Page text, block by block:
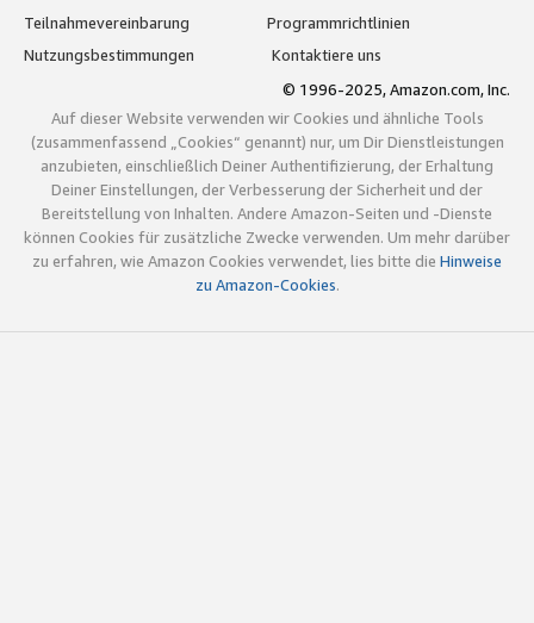
Teilnahmevereinbarung
Programmrichtlinien
Nutzungsbestimmungen
Kontaktiere uns
© 1996-2025, Amazon.com, Inc.
Auf dieser Website verwenden wir Cookies und ähnliche Tools
(zusammenfassend „Cookies“ genannt) nur, um Dir Dienstleistungen
anzubieten, einschließlich Deiner Authentifizierung, der Erhaltung
Deiner Einstellungen, der Verbesserung der Sicherheit und der
Bereitstellung von Inhalten. Andere Amazon-Seiten und -Dienste
können Cookies für zusätzliche Zwecke verwenden. Um mehr darüber
zu erfahren, wie Amazon Cookies verwendet, lies bitte die Hinweise
zu Amazon-Cookies.